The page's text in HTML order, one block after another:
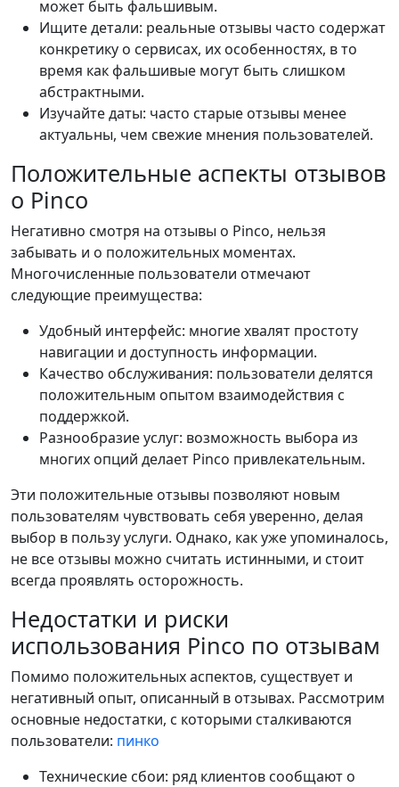
может быть фальшивым.
Ищите детали: реальные отзывы часто содержат
конкретику о сервисах, их особенностях, в то
время как фальшивые могут быть слишком
абстрактными.
Изучайте даты: часто старые отзывы менее
актуальны, чем свежие мнения пользователей.
Положительные аспекты отзывов
о Pinco
Негативно смотря на отзывы о Pinco, нельзя
забывать и о положительных моментах.
Многочисленные пользователи отмечают
следующие преимущества:
Удобный интерфейс: многие хвалят простоту
навигации и доступность информации.
Качество обслуживания: пользователи делятся
положительным опытом взаимодействия с
поддержкой.
Разнообразие услуг: возможность выбора из
многих опций делает Pinco привлекательным.
Эти положительные отзывы позволяют новым
пользователям чувствовать себя уверенно, делая
выбор в пользу услуги. Однако, как уже упоминалось,
не все отзывы можно считать истинными, и стоит
всегда проявлять осторожность.
Недостатки и риски
использования Pinco по отзывам
Помимо положительных аспектов, существует и
негативный опыт, описанный в отзывах. Рассмотрим
основные недостатки, с которыми сталкиваются
пользователи: пинко
Технические сбои: ряд клиентов сообщают о